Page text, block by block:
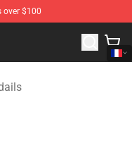
over $100
Store